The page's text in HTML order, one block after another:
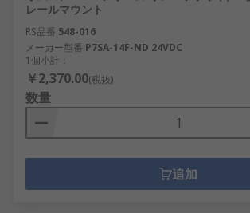
レールマウント
RS品番 548-016
メーカー型番 P7SA-14F-ND 24VDC
1個小計：
￥2,370.00(税抜)
数量
追加